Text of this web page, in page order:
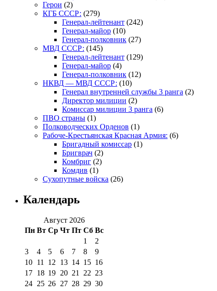
Герои (2)
КГБ СССР: (279)
Генерал-лейтенант (242)
Генерал-майор (10)
Генерал-полковник (27)
МВД СССР: (145)
Генерал-лейтенант (129)
Генерал-майор (4)
Генерал-полковник (12)
НКВД — МВД СССР: (10)
Генерал внутренней службы 3 ранга (2)
Директор милиции (2)
Комиссар милиции 3 ранга (6)
ПВО страны (1)
Полководческих Орденов (1)
Рабоче-Крестьянская Красная Армия: (6)
Бригадный комиссар (1)
Бригврач (2)
Комбриг (2)
Комдив (1)
Сухопутные войска (26)
Календарь
Август 2026
Пн Вт Ср Чт Пт Сб Вс
1
2
3
4 5 6 7 8
9
10 11 12 13 14 15 16
17 18 19 20 21 22 23
24 25 26 27 28 29 30